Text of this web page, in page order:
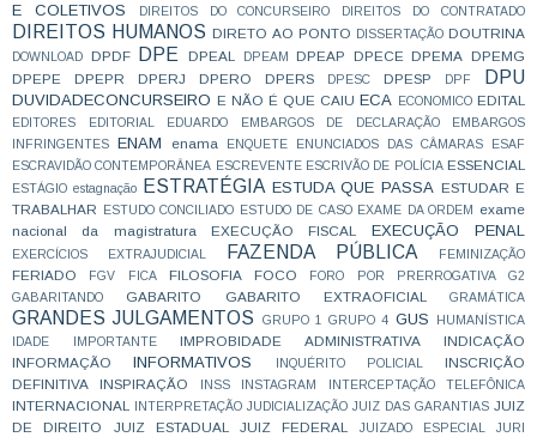
E COLETIVOS
DIREITOS DO CONCURSEIRO DIREITOS DO CONTRATADO
DIREITOS HUMANOS DIRETO AO PONTO DISSERTAÇÃO DOUTRINA
DOWNLOAD DPDF DPE DPEAL DPEAM DPEAP DPECE DPEMA DPEMG
DPEPE
DPEPR DPERJ DPERO DPERS DPESC DPESP DPF DPU
DUVIDADECONCURSEIRO E NÃO É QUE CAIU ECA ECONOMICO EDITAL
EDITORES EDITORIAL EDUARDO EMBARGOS DE DECLARAÇÃO
EMBARGOS
INFRINGENTES
ENAM enama ENQUETE ENUNCIADOS DAS CÂMARAS
ESAF
ESCRAVIDÃO CONTEMPORÂNEA ESCREVENTE ESCRIVÃO DE POLÍCIA ESSENCIAL
ESTÁGIO estagnação ESTRATÉGIA ESTUDA QUE PASSA ESTUDAR E
TRABALHAR
ESTUDO CONCILIADO ESTUDO DE CASO EXAME DA ORDEM
exame
nacional da magistratura
EXECUÇÃO FISCAL EXECUÇÃO PENAL
EXERCÍCIOS EXTRAJUDICIAL FAZENDA PÚBLICA FEMINIZAÇÃO
FERIADO FGV FICA FILOSOFIA FOCO FORO POR PRERROGATIVA
G2
GABARITANDO
GABARITO GABARITO EXTRAOFICIAL GRAMÁTICA
GRANDES JULGAMENTOS GRUPO 1 GRUPO 4 GUS
HUMANÍSTICA
IDADE
IMPORTANTE IMPROBIDADE ADMINISTRATIVA
INDICAÇÃO
INFORMAÇÃO
INFORMATIVOS INQUÉRITO POLICIAL
INSCRIÇÃO
DEFINITIVA
INSPIRAÇÃO INSS INSTAGRAM INTERCEPTAÇÃO TELEFÔNICA
INTERNACIONAL INTERPRETAÇÃO JUDICIALIZAÇÃO JUIZ DAS GARANTIAS JUIZ
DE DIREITO
JUIZ ESTADUAL JUIZ FEDERAL JUIZADO ESPECIAL JURI